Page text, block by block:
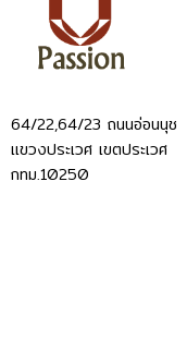
64/22,64/23 ถนนอ่อนนุช
แขวงประเวศ เขตประเวศ
กทม.10250